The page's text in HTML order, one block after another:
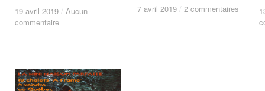
19 avril 2019 / Aucun
commentaire
19 avril 2019 / Aucun
commentaire
7 avril 2019 / 2 commentaires
7 avril 2019 / 2 commentaires